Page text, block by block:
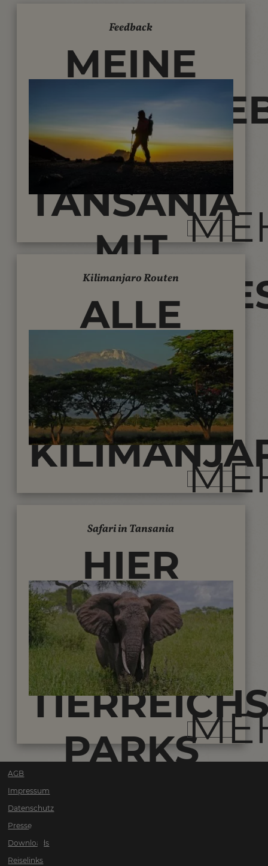
Feedback
MEINE
IN
TANSANIA
MIT
Kilimanjaro Routen
ALLE
ROUTEN
AUF DEN
Safari in Tansania
HIER
GEHT ES
ZU DEN
PARKS
AGB
Impressum
Datenschutz
Presse
Downloads
Reiselinks